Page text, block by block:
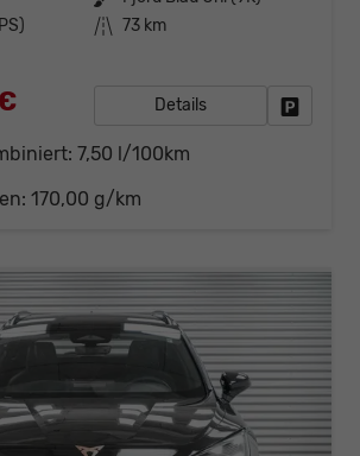
Kilometerstand 73 km
Details
7,50 l/100km
170,00 g/km